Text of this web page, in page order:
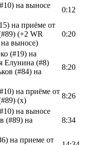
на выносе
0:12
на приёме от
(+2 WR
выносе)
0:20
(#19) на
Елунина (#8)
(#84) на
8:20
на приёме от
(x)
8:26
на выносе
(#89) на
8:34
на приеме от